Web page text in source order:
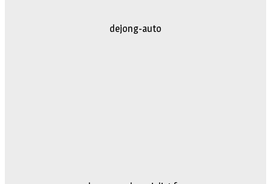
dejong-auto